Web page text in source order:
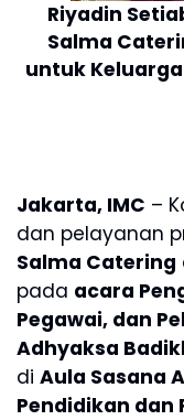
Riyadin
Salma
untuk
Jakarta, IMC –
dan pelayanan
Salma Catering
pada acara
Pegawai, dan
Adhyaksa
di Aula Sasana
Pendidikan dan